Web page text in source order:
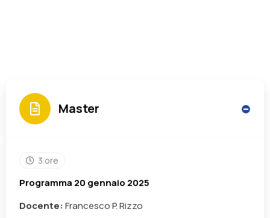
Master
3 ore
Programma 20 gennaio 2025
Docente: Francesco P. Rizzo